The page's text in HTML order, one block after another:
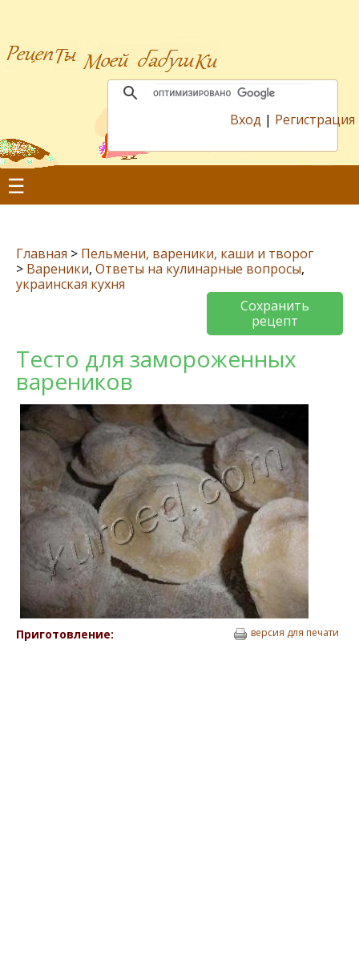
Вход | Регистрация
☰
Главная > Пельмени, вареники, каши и творог
> Вареники, Ответы на кулинарные вопросы,
украинская кухня
Сохранить
рецепт
Тесто для замороженных
вареников
Приготовление: версия для печати